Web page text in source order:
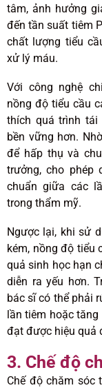
tâm, ảnh hưởng
đến tần suất tiêm
chất lượng tiểu
xử lý máu.
Với công nghệ
nồng độ tiểu cầu
thích quá trình
bền vững hơn.
để hấp thụ và
trưởng, cho phép
chuẩn giữa các
trong thẩm mỹ.
Ngược lại, khi sử
kém, nồng độ tiểu
quả sinh học hạn
diễn ra yếu hơn.
bác sĩ có thể phải
lần tiêm hoặc
đạt được hiệu quả
3. Chế độ
Chế độ chăm sóc